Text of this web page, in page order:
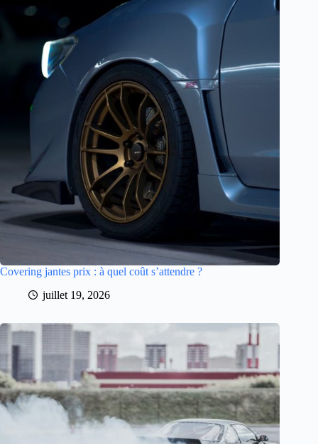
Covering jantes prix : à quel coût s’attendre ?
juillet 19, 2026